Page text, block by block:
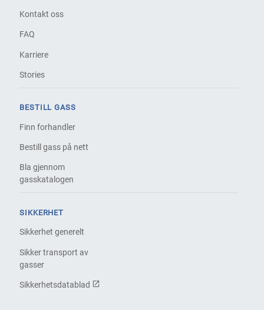
Kontakt oss
FAQ
Karriere
Stories
BESTILL GASS
Finn forhandler
Bestill gass på nett
Bla gjennom
gasskatalogen
SIKKERHET
Sikkerhet generelt
Sikker transport av
gasser
Sikkerhetsdatablad